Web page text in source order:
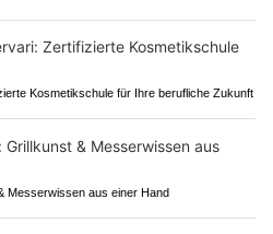
Kosmetikschule für Ihre berufliche Zukunft
Messerwissen aus einer Hand